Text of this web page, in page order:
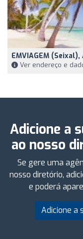
EMVIAGEM
Ver endereço e
Adicione a
ao nosso
Se gere uma
nosso diretório,
e poderá
Adicione a